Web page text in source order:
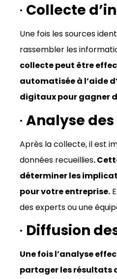
· Collecte
Une fois les sources
rassembler les
collecte peut être
automatisée à l’aide
digitaux pour gagner
· Analyse
Après la collecte, il est
données recueillies.
déterminer les
pour votre entreprise.
des experts ou une
· Diffusion
Une fois l’analyse
partager les résultats